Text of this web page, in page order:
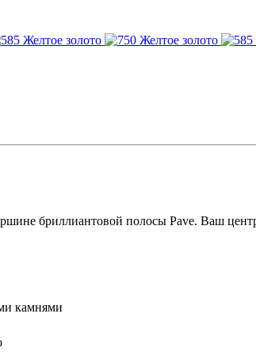
бриллиантовой полосы Pave. Ваш
камнями